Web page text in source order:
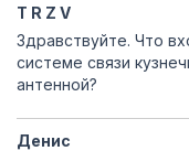
T R Z V
Здравствуйте. Что
системе связи
антенной?
Денис